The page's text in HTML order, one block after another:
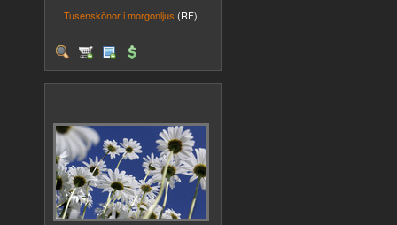
Tusenskönor i morgonljus (RF)